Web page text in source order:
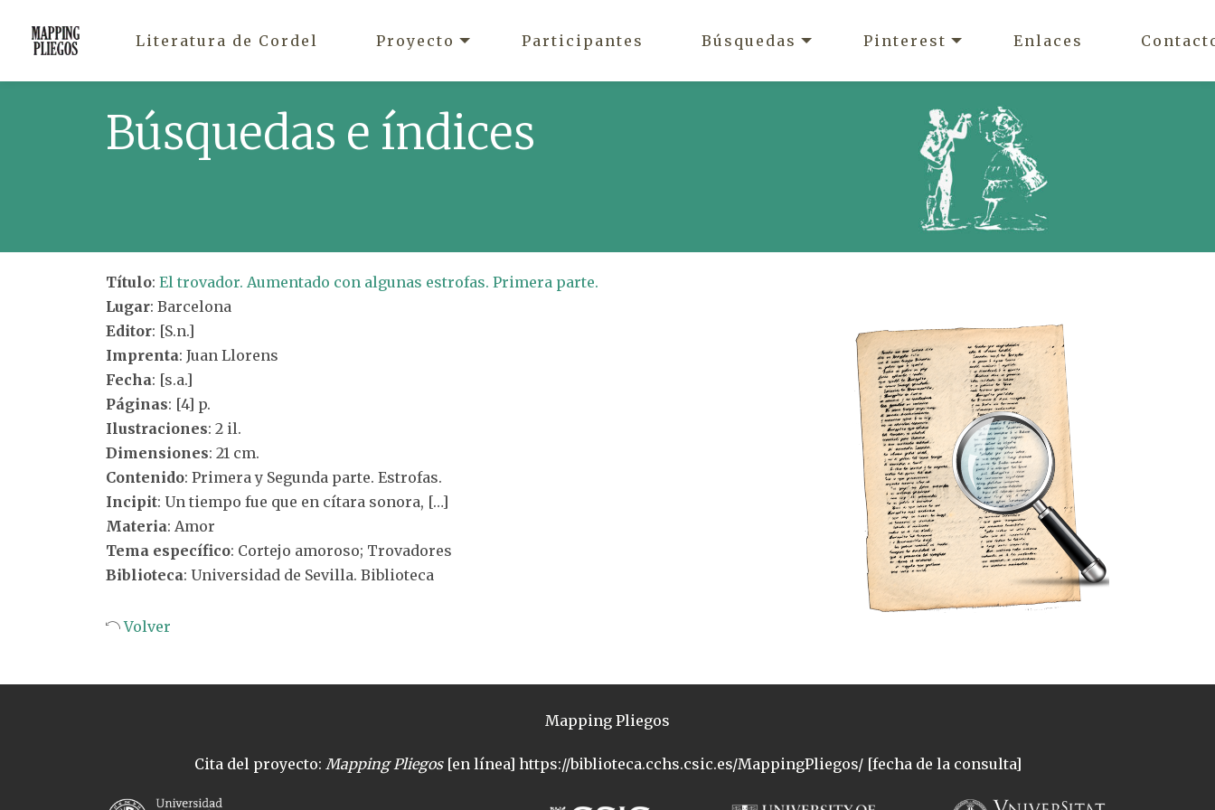
Literatura de Cordel Proyecto Participantes Búsquedas Pinterest Enlaces
Búsquedas e índices
Título: El trovador. Aumentado con algunas estrofas. Primera parte.
Lugar: Barcelona
Editor: [S.n.]
Imprenta: Juan Llorens
Fecha: [s.a.]
Páginas: [4] p.
Ilustraciones: 2 il.
Dimensiones: 21 cm.
Contenido: Primera y Segunda parte. Estrofas.
Incipit: Un tiempo fue que en cítara sonora, […]
Materia: Amor
Tema específico: Cortejo amoroso; Trovadores
Biblioteca: Universidad de Sevilla. Biblioteca
Volver
Mapping Pliegos
Cita del proyecto: Mapping Pliegos[en línea] https://biblioteca.cchs.csic.es/MappingPliegos/ [fecha de la consulta]